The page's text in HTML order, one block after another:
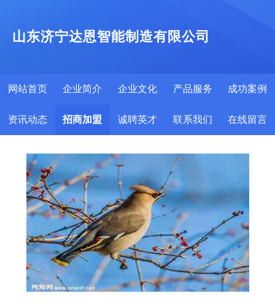
山东济宁达恩智能制造有限公司
网站首页 企业简介 企业文化 产品服务 成功案例
资讯动态 招商加盟 诚聘英才 联系我们 在线留言